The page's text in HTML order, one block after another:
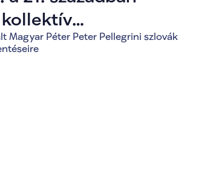
Magyar Péter Peter Pellegrini szlovák